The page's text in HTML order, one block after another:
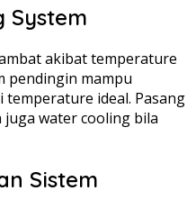
System
akibat temperature
pendingin mampu
ideal. Pasang
juga water cooling bila
Sistem